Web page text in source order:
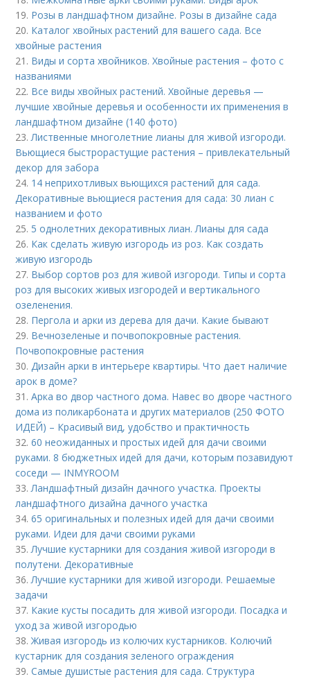
19. Розы в ландшафтном дизайне. Розы в дизайне сада
20. Каталог хвойных растений для вашего сада. Все
хвойные растения
21. Виды и сорта хвойников. Хвойные растения – фото с
названиями
22. Все виды хвойных растений. Хвойные деревья —
лучшие хвойные деревья и особенности их применения в
ландшафтном дизайне (140 фото)
23.Лиственные многолетние лианы для живой изгороди.
Вьющиеся быстрорастущие растения – привлекательный
декор для забора
24. 14 неприхотливых вьющихся растений для сада.
Декоративные вьющиеся растения для сада: 30 лиан с
названием и фото
25. 5 однолетних декоративных лиан. Лианы для сада
26. Как сделать живую изгородь из роз. Как создать
живую изгородь
27. Выбор сортов роз для живой изгороди. Типы и сорта
роз для высоких живых изгородей и вертикального
озеленения.
28. Пергола и арки из дерева для дачи. Какие бывают
29. Вечнозеленые и почвопокровные растения.
Почвопокровные растения
30.Дизайн арки в интерьере квартиры. Что дает наличие
арок в доме?
31.Арка во двор частного дома. Навес во дворе частного
дома из поликарбоната и других материалов (250 ФОТО
ИДЕЙ) – Красивый вид, удобство и практичность
32.60 неожиданных и простых идей для дачи своими
руками. 8 бюджетных идей для дачи, которым позавидуют
соседи — INMYROOM
33.Ландшафтный дизайн дачного участка. Проекты
ландшафтного дизайна дачного участка
34.65 оригинальных и полезных идей для дачи своими
руками. Идеи для дачи своими руками
35.Лучшие кустарники для создания живой изгороди в
полутени. Декоративные
36.Лучшие кустарники для живой изгороди. Решаемые
задачи
37. Какие кусты посадить для живой изгороди. Посадка и
уход за живой изгородью
38.Живая изгородь из колючих кустарников. Колючий
кустарник для создания зеленого ограждения
39.Самые душистые растения для сада. Структура